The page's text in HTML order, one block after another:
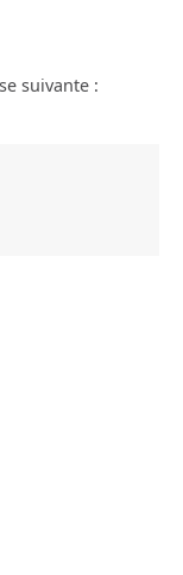
suivante :